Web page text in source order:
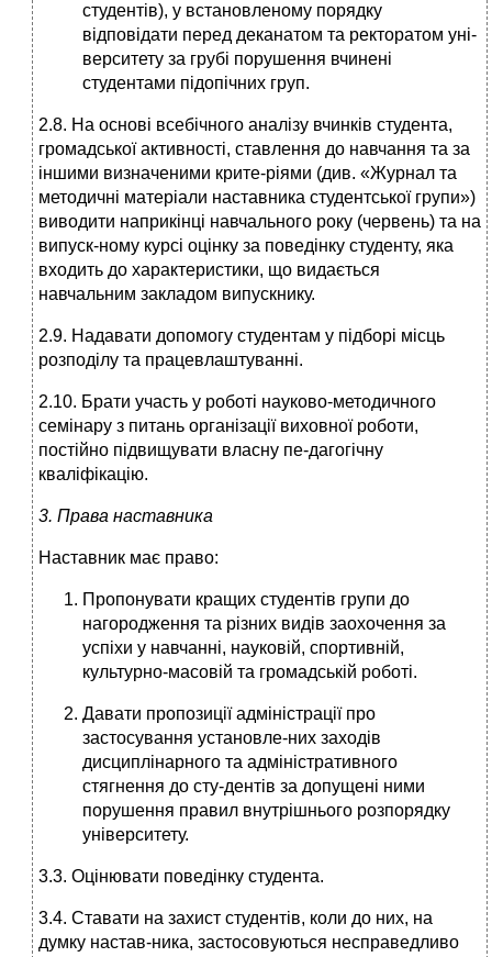
студентів), у встановленому порядку
відповідати перед деканатом та ректоратом уні-
верситету за грубі порушення вчинені
студентами підопічних груп.
2.8. На основі всебічного аналізу вчинків студента,
громадської активності, ставлення до навчання та за
іншими визначеними крите-ріями (див. «Журнал та
методичні матеріали наставника студентської групи»)
виводити наприкінці навчального року (червень) та на
випуск-ному курсі оцінку за поведінку студенту, яка
входить до характеристики, що видається
навчальним закладом випускнику.
2.9. Надавати допомогу студентам у підборі місць
розподілу та працевлаштуванні.
2.10. Брати участь у роботі науково-методичного
семінару з питань організації виховної роботи,
постійно підвищувати власну пе-дагогічну
кваліфікацію.
3. Права наставника
Наставник має право:
Пропонувати кращих студентів групи до
нагородження та різних видів заохочення за
успіхи у навчанні, науковій, спортивній,
культурно-масовій та громадській роботі.
Давати пропозиції адміністрації про
застосування установле-них заходів
дисциплінарного та адміністративного
стягнення до сту-дентів за допущені ними
порушення правил внутрішнього розпорядку
університету.
3.3. Оцінювати поведінку студента.
3.4. Ставати на захист студентів, коли до них, на
думку настав-ника, застосовуються несправедливо